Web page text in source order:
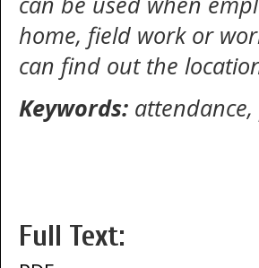
home, field work or
can find out the
Keywords: attendance,
Full Text: